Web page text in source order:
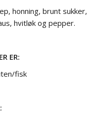
honning, brunt sukker,
hvitløk og pepper.
ER:
fisk